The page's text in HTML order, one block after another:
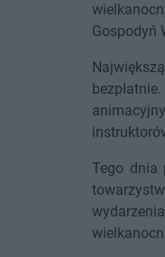
Gospodyń
Tego dnia